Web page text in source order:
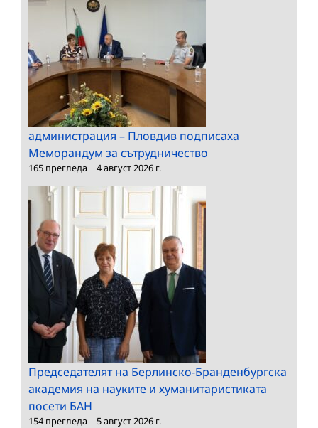
администрация – Пловдив подписаха
Меморандум за сътрудничество
165 прегледа | 4 август 2026 г.
Председателят на Берлинско-Бранденбургска
академия на науките и хуманитаристиката
посети БАН
154 прегледа | 5 август 2026 г.